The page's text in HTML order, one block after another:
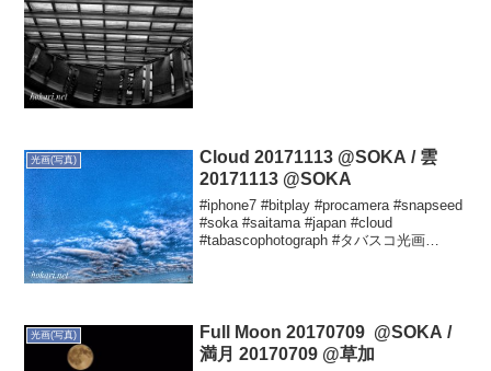
光画(写真)
Cloud 20171113 @SOKA / 雲
20171113 @SOKA
#iphone7 #bitplay #procamera #snapseed
#soka #saitama #japan #cloud
#tabascophotograph #タバスコ光画
光画(写真)
Full Moon 20170709 @SOKA /
満月 20170709 @草加